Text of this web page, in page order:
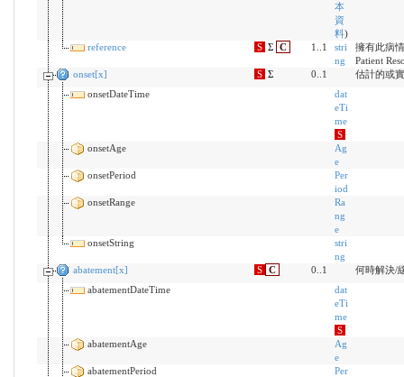
本
資
料)
reference S Σ C 1..1
stri
ng
擁有此病
Patient
onset[x]
S Σ 0..1
估計的或
onsetDateTime
dat
eTi
me
S
onsetAge
Ag
e
onsetPeriod
Per
iod
onsetRange
Ra
ng
e
onsetString
stri
ng
abatement[x]
S C 0..1
何時解決/
abatementDateTime
dat
eTi
me
S
abatementAge
Ag
e
abatementPeriod
Per